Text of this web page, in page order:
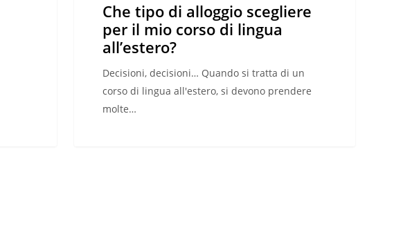
Che tipo di alloggio scegliere
per il mio corso di lingua
all’estero?
Decisioni, decisioni… Quando si tratta di un
corso di lingua all'estero, si devono prendere
molte…